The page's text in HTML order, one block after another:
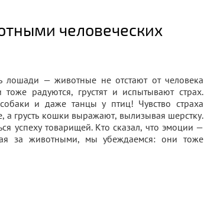
человеческих
лошади — животные не отстают от человека
радуются, грустят и испытывают страх.
и даже танцы у птиц! Чувство страха
а грусть кошки выражают, вылизывая шерстку.
успеху товарищей. Кто сказал, что эмоции —
за животными, мы убеждаемся: они тоже